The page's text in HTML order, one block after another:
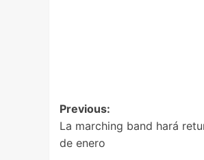
Post
navigation
Previous:
La marching band hará
de enero